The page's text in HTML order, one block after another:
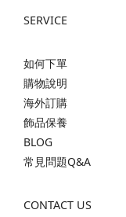
SERVICE
如何下單
購物說明
海外訂購
飾品保養
BLOG
常見問題Q&A
CONTACT US